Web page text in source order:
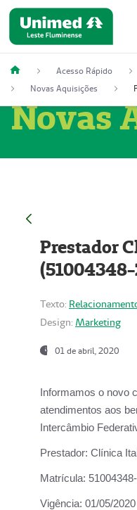
Acesso Rápido
Novas Aquisições
Novas
Prestador
Texto:
Design: Marketing
01 de abril, 2020
Informamos o novo
atendimentos aos
Intercâmbio
Prestador: Clínica
Matrícula:
Vigência: 01/05/2020